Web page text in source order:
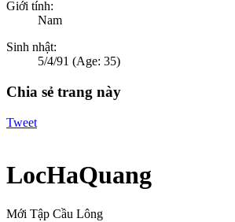
Giới tính:
Nam
Sinh nhật:
5/4/91 (Age: 35)
Chia sẻ trang này
Tweet
LocHaQuang
Mới Tập Cầu Lông